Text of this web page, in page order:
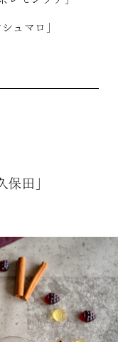
ュマロ」
保田」